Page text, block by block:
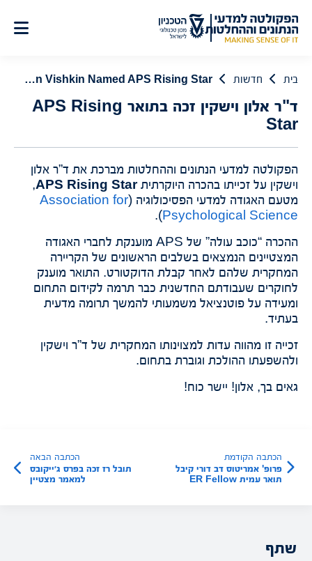
לתוכן
בית חדשות Dr. Allon Vishkin Named APS Rising Star
ד"ר אלון וישקין זכה בתואר APS Rising
Star
הפקולטה למדעי הנתונים וההחלטות מברכת את ד”ר אלון
וישקין על זכייתו בהכרה היוקרתיתAPS Rising Star
,
מטעם האגודה למדעי הפסיכולוגיה (Association for
Psychological Science
).
ההכרה “כוכב עולה” של APS מוענקת לחברי האגודה
המצטיינים הנמצאים בשלבים הראשונים של הקריירה
המחקרית שלהם לאחר קבלת הדוקטורט. התואר מוענק
לחוקרים שעבודתם החדשנית כבר תרמה לקידום התחום
ומעידה על פוטנציאל משמעותי להמשך תרומה מדעית
בעתיד.
זכייה זו מהווה עדות למצוינותו המחקרית של ד”ר וישקין
ולהשפעתו ההולכת וגוברת בתחום.
גאים בך, אלון! יישר כוח!
הכתבה הקודמת
פרופ' אמריטוס דב דורי קיבל
תואר עמית ER Fellow
הכתבה הבאה
תובל רז זכה בפרס ג׳ייקובס
למאמר מצטיין
שתף